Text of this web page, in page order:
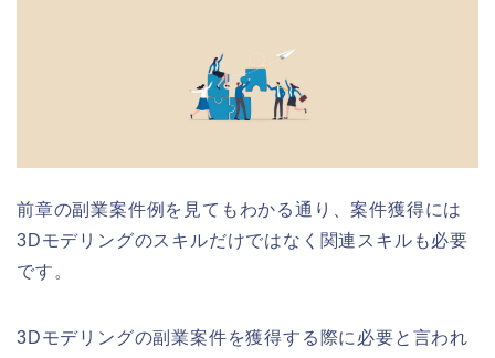
前章の副業案件例を見てもわかる通り、案件獲得には
3Dモデリングのスキルだけではなく関連スキルも必要
です。
3Dモデリングの副業案件を獲得する際に必要と言われ